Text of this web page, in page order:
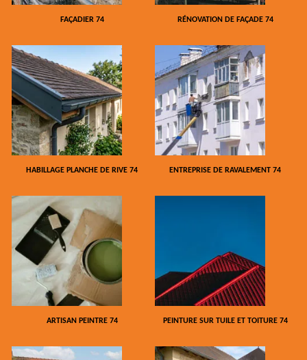
FAÇADIER 74 RÉNOVATION DE FAÇADE 74
HABILLAGE PLANCHE DE RIVE 74 ENTREPRISE DE RAVALEMENT 74
ARTISAN PEINTRE 74 PEINTURE SUR TUILE ET TOITURE 74